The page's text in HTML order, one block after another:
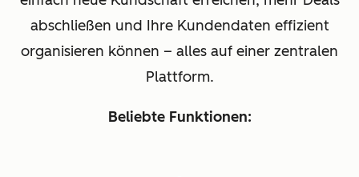
abschließen und Ihre Kundendaten effizient
organisieren können – alles auf einer zentralen
Plattform.
Beliebte Funktionen: